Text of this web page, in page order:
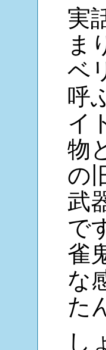
実
ま
ベ
呼
イ
物
の
武
で
雀
な
た
し